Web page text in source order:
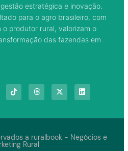
estratégica e inovação.
para o agro brasileiro, com
produtor rural, valorizam o
das fazendas em
a ruralbook - Negócios e
Rural